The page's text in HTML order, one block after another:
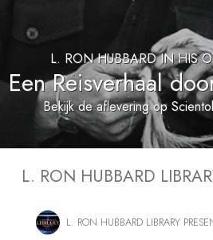
L. RON HUBBARD IN HIS
Een Reisverhaal
Bekijk de aflevering op
L. RON HUBBARD
L. RON HUBBARD LIBRARY